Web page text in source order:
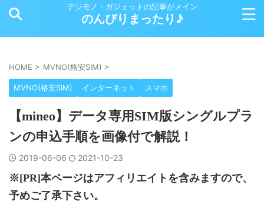
デジモノ・ガジェットの記事がメイン
のんびりまったり♪
HOME > MVNO(格安SIM) >
MVNO(格安SIM) インターネット スマホ
【mineo】データ専用SIM版シングルプラ
ンの申込手順を画像付で解説！
2019-06-06 2021-10-23
※[PR]本ページはアフィリエイトを含みますので、
予めご了承下さい。